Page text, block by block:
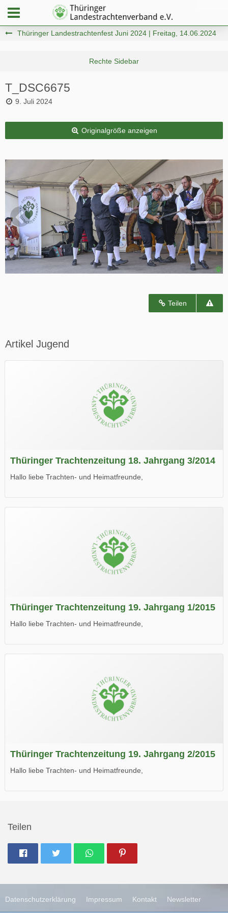
Thüringer Landestrachtenfest Juni 2024 | Freitag, 14.06.2024
T_DSC6675
9. Juli 2024
Originalgröße anzeigen
Teilen
Artikel Jugend
Thüringer Trachtenzeitung 18. Jahrgang 3/2014
Hallo liebe Trachten- und Heimatfreunde,
Wir wünschen Euch viel Spaß beim Lesen.
Thüringer Trachtenzeitung 19. Jahrgang 1/2015
Hallo liebe Trachten- und Heimatfreunde,
Wir wünschen Euch viel Spaß beim Lesen.
Thüringer Trachtenzeitung 19. Jahrgang 2/2015
Hallo liebe Trachten- und Heimatfreunde,
Teilen
Datenschutzerklärung Impressum Kontakt Newsletter